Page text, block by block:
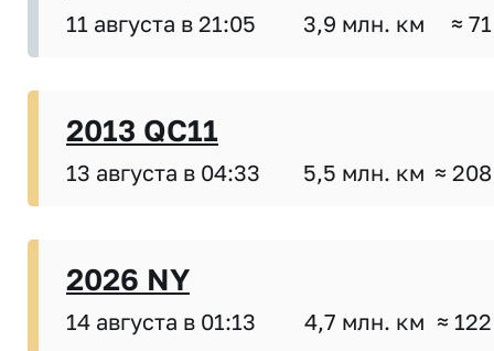
11 августа в 21:05 3,9 млн. км ≈
2013 QC11
13 августа в 04:33 5,5 млн. км ≈
2026 NY
14 августа в 01:13 4,7 млн. км ≈